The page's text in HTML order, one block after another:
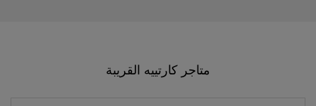
متاجر كارتييه القريبة